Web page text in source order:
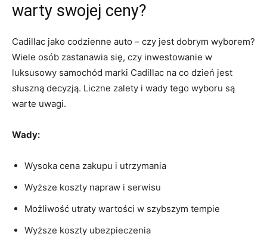
warty swojej ceny?
Cadillac jako codzienne auto – ‍czy⁤ jest dobrym wyborem?
Wiele osób zastanawia się, czy inwestowanie w
luksusowy samochód marki ⁤Cadillac⁤ na co dzień‌ jest
słuszną decyzją. Liczne zalety i⁣ wady tego​ wyboru ⁣są
warte uwagi.
Wady:
Wysoka cena zakupu i utrzymania
Wyższe koszty napraw i serwisu
Możliwość utraty wartości w ​szybszym‍ tempie
Wyższe koszty ubezpieczenia